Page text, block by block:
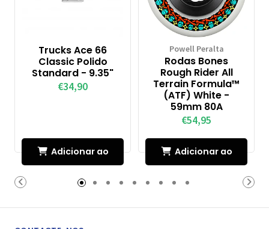
Trucks Ace 66
Classic Polido
Standard - 9.35"
€34,90
Adicionar ao
Carrinho
Powell Peralta
Rodas Bones
Rough Rider All
Terrain Formula™
(ATF) White -
59mm 80A
€54,95
Adicionar ao
Carrinho